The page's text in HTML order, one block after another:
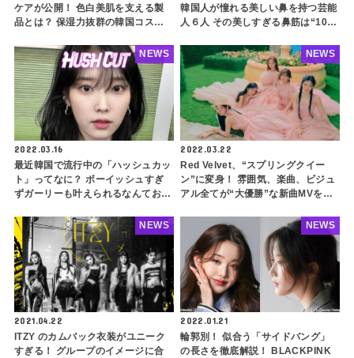
ケアが公開！ 色白美肌を支える製
品とは？ 保湿力抜群の韓国コスメ
韓国人が憧れる美しい鼻を持つ芸能
人６人 その美しすぎる鼻筋は“100
2022.03.16
最近韓国で流行中の「ハッシュカッ
ト」ってなに？ ボーイッシュすぎ
ずガーリーも叶えられるなんておし
型の魅力とは？ 春夏のスタイリン
グにもぴったり！
NEWS
2022.03.22
Red Velvet、“スプリングクイー
ン”に変身！ 雰囲気、楽曲、ビジュ
アル全てが“大優勝”な新曲MVを公
かしたコンセプト」
NEWS
2021.04.22
ITZY のカムバック衣装がユニーク
すぎる！ グループのイメージに合
NEWS
2022.01.21
輪郭別！ 似合う「サイドバング」
の長さを徹底解説！ BLACKPINK
NEWS